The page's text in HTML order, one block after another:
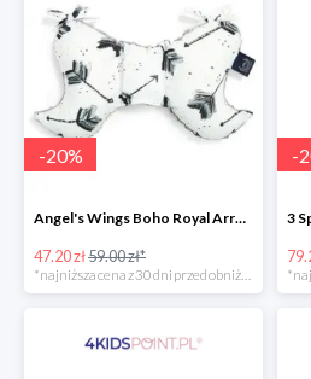
-20%
Angel's Wings Boho Royal Arrows Grey La Millou -20%
47.20 zł59.00 zł*
-